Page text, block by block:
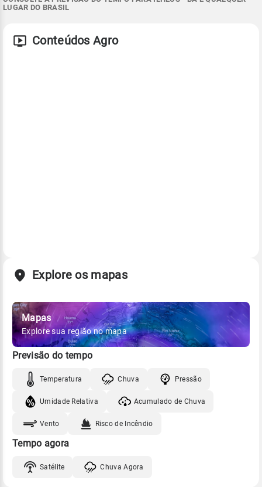
LUGAR DO BRASIL
Conteúdos Agro
Explore os mapas
Mapas
Explore sua região no mapa
Previsão do tempo
Temperatura Chuva Pressão
Umidade Relativa Acumulado de Chuva
Vento Risco de Incêndio
Tempo agora
Satélite Chuva Agora